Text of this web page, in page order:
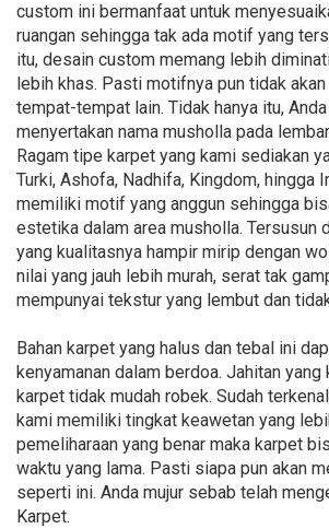
custom ini bermanfaat untuk
ruangan sehingga tak ada motif yang
itu, desain custom memang lebih
lebih khas. Pasti motifnya pun tidak
tempat-tempat lain. Tidak hanya itu,
menyertakan nama musholla pada
Ragam tipe karpet yang kami sediakan
Turki, Ashofa, Nadhifa, Kingdom, hingga
memiliki motif yang anggun sehingga
estetika dalam area musholla. Tersusun
yang kualitasnya hampir mirip dengan
nilai yang jauh lebih murah, serat tak
mempunyai tekstur yang lembut dan
Bahan karpet yang halus dan tebal ini
kenyamanan dalam berdoa. Jahitan yang
karpet tidak mudah robek. Sudah
kami memiliki tingkat keawetan yang
pemeliharaan yang benar maka karpet
waktu yang lama. Pasti siapa pun akan
seperti ini. Anda mujur sebab telah
Karpet.